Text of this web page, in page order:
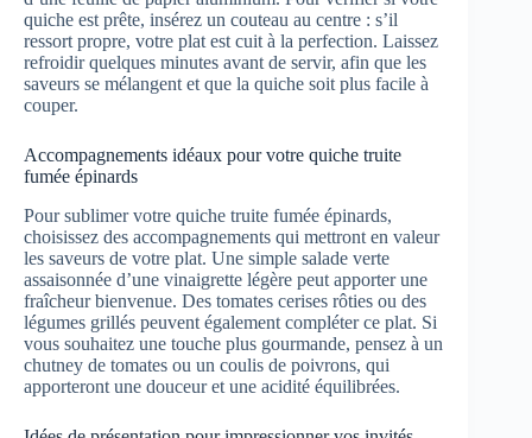
quiche est prête, insérez un couteau au centre : s’il
ressort propre, votre plat est cuit à la perfection. Laissez
refroidir quelques minutes avant de servir, afin que les
saveurs se mélangent et que la quiche soit plus facile à
couper.
Accompagnements idéaux pour votre quiche truite
fumée épinards
Pour sublimer votre quiche truite fumée épinards,
choisissez des accompagnements qui mettront en valeur
les saveurs de votre plat. Une simple salade verte
assaisonnée d’une vinaigrette légère peut apporter une
fraîcheur bienvenue. Des tomates cerises rôties ou des
légumes grillés peuvent également compléter ce plat. Si
vous souhaitez une touche plus gourmande, pensez à un
chutney de tomates ou un coulis de poivrons, qui
apporteront une douceur et une acidité équilibrées.